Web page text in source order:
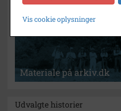
Materiale på arkiv.dk
Udvalgte historier
Vis cookie oplysninger